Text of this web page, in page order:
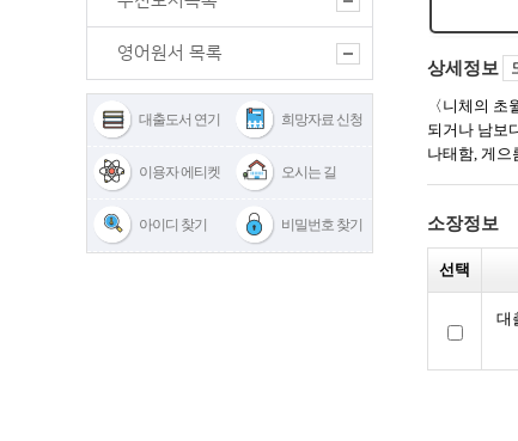
영어원서 목록
대출도서 연기 희망자료 신청
이용자 에티켓 오시는 길
아이디 찾기 비밀번호 찾기